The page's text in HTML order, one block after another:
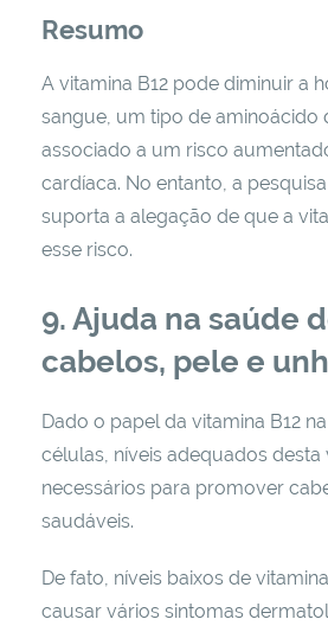
Resumo
A vitamina B12 pode diminuir a
sangue, um tipo de aminoácido
associado a um risco
cardíaca. No entanto, a
suporta a alegação de que a
esse risco.
9. Ajuda na saúde
cabelos, pele e
Dado o papel da vitamina B12
células, níveis adequados desta
necessários para promover
saudáveis.
De fato, níveis baixos de
causar vários sintomas